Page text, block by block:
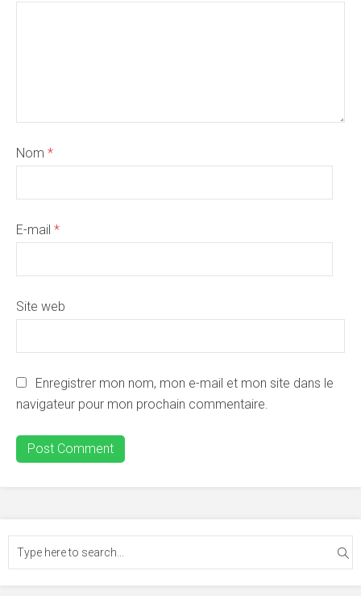
Nom *
E-mail *
Site web
Enregistrer mon nom, mon e-mail et mon site dans le
navigateur pour mon prochain commentaire.